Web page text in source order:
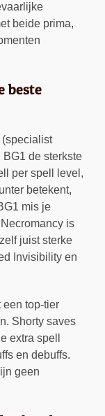
beide prima,
beste
de sterkste
per spell level,
betekent,
mis je
is
juist sterke
Invisibility en
een top-tier
Shorty saves
extra spell
en debuffs.
geen